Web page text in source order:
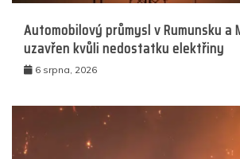
Automobilový průmysl v Rumunsku a
uzavřen kvůli nedostatku elektřiny
6 srpna, 2026